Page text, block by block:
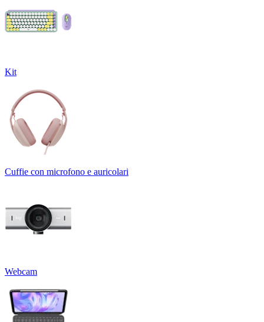
Kit
Cuffie con microfono e auricolari
Webcam